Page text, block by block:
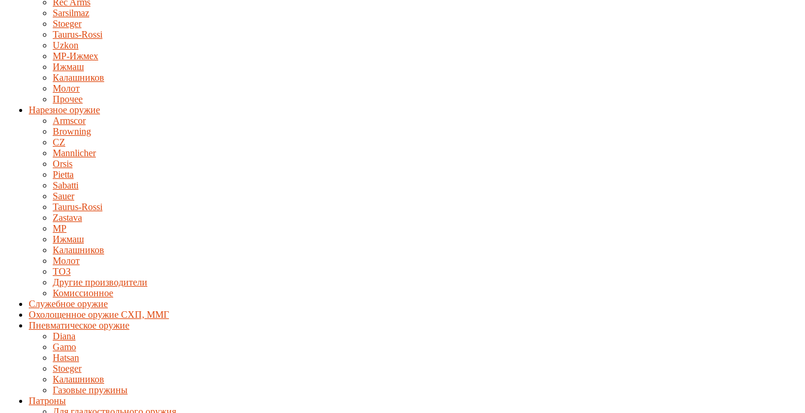
Rec Arms
Sarsilmaz
Stoeger
Taurus-Rossi
Uzkon
MP-Ижмех
Ижмаш
Калашников
Молот
Прочее
Нарезное оружие
Armscor
Browning
CZ
Mannlicher
Orsis
Pietta
Sabatti
Sauer
Taurus-Rossi
Zastava
MP
Ижмаш
Калашников
Молот
ТОЗ
Другие производители
Комиссионное
Служебное оружие
Охолощенное оружие СХП, ММГ
Пневматическое оружие
Diana
Gamo
Hatsan
Stoeger
Калашников
Газовые пружины
Патроны